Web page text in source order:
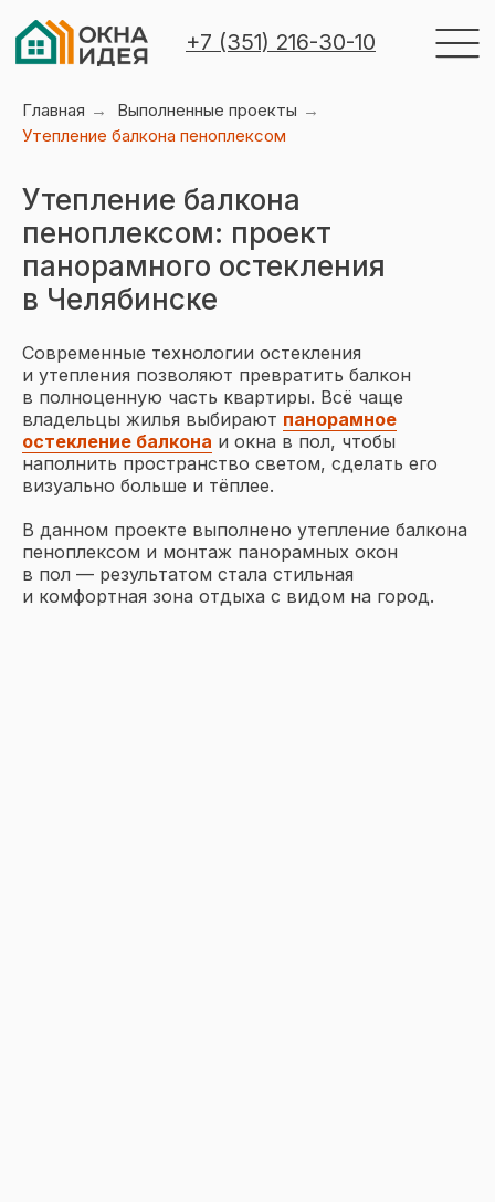
+7 (351) 216-30-10
Объекты остекления Виды
Меню
Главная → Выполненные проекты →
Утепление балкона пеноплексом
Утепление балкона
пеноплексом: проект
панорамного остекления
в Челябинске
Современные технологии остекления
и утепления позволяют превратить балкон
в полноценную часть квартиры. Всё чаще
владельцы жилья выбирают панорамное
остекление балкона и окна в пол, чтобы
наполнить пространство светом, сделать его
визуально больше и тёплее.
В данном проекте выполнено утепление балкона
пеноплексом и монтаж панорамных окон
в пол — результатом стала стильная
и комфортная зона отдыха с видом на город.